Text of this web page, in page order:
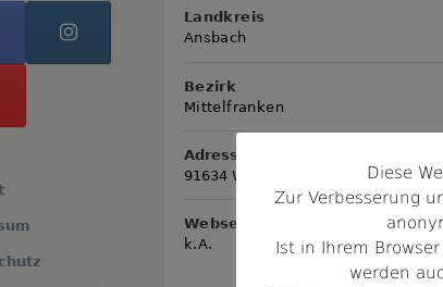
Landkreis
Ansbach
Bezirk
Mittelfranken
Adresse
91634 Wilburgstetten
Webseite
k.A.
Diese
Zur Verbesserung
Ist in Ihrem
werden